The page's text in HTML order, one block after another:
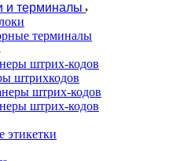
и терминалы
терминалы
штрих-кодов
штрихкодов
штрих-кодов
штрих-кодов
этикетки